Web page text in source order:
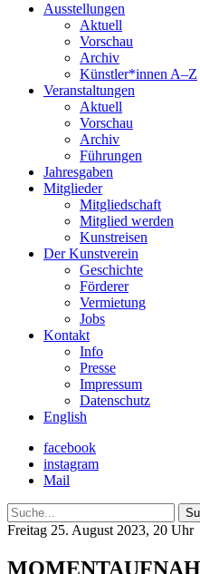
Ausstellungen
Aktuell
Vorschau
Archiv
Künstler*innen A–Z
Veranstaltungen
Aktuell
Vorschau
Archiv
Führungen
Jahresgaben
Mitglieder
Mitgliedschaft
Mitglied werden
Kunstreisen
Der Kunstverein
Geschichte
Förderer
Vermietung
Jobs
Kontakt
Info
Presse
Impressum
Datenschutz
English
facebook
instagram
Mail
Suche
Freitag 25. August 2023, 20 Uhr